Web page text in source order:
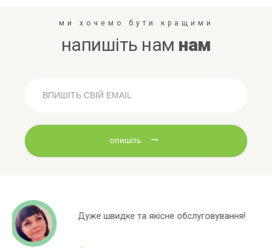
ми хочемо бути кращими
напишіть нам нам
опишіть